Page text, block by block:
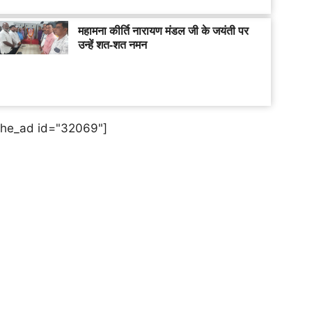
महामना कीर्ति नारायण मंडल जी के जयंती पर
उन्हें शत-शत नमन
id="32069"]